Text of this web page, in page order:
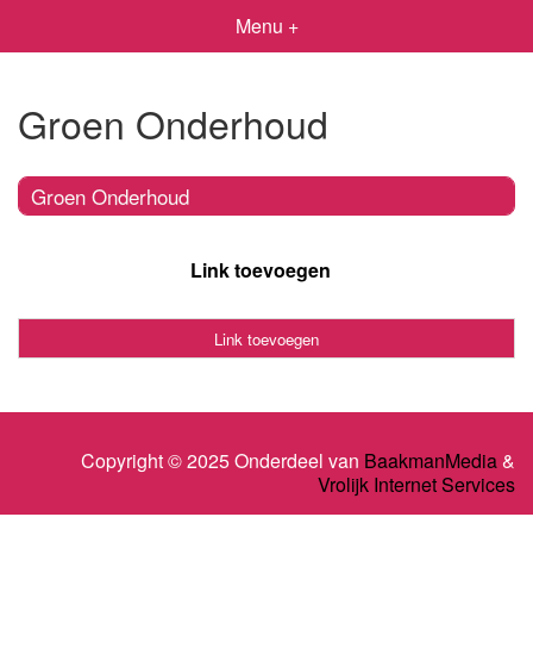
Menu +
Groen Onderhoud
Groen Onderhoud
Link toevoegen
Link toevoegen
Copyright © 2025 Onderdeel van BaakmanMedia&
Vrolijk Internet Services